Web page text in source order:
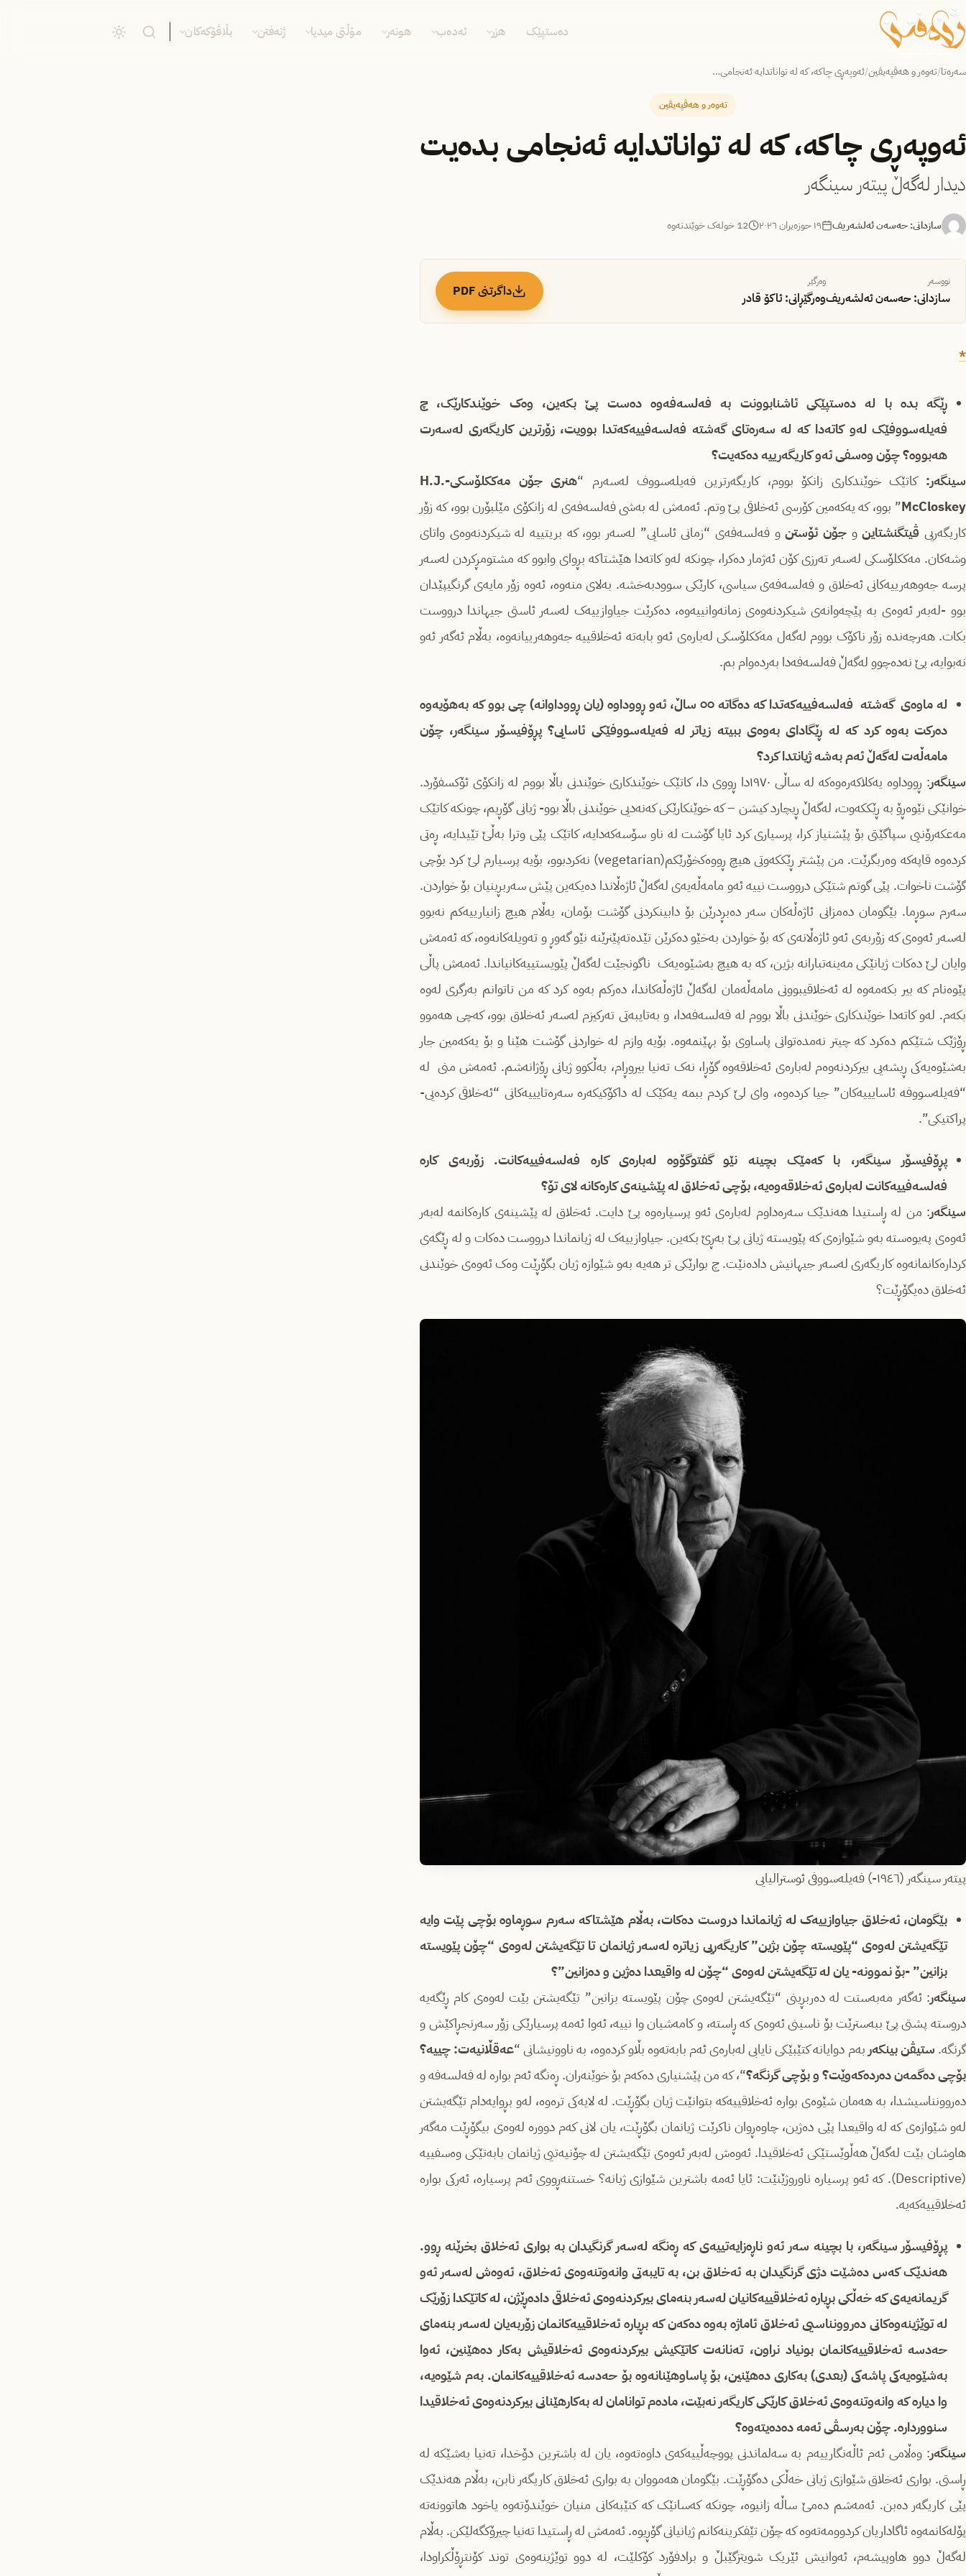
دەستپێک هزر ئەدەب هونەر مۆڵتی میدیا ژنەفتن بڵاڤۆکەکان
سەرەتا/تەوەر و هەڤپەیڤین/ئەوپەڕی چاکە، کە لە تواناتدایە ئه‌نجامی…
تەوەر و هەڤپەیڤین
ئەوپەڕی چاکە، کە لە تواناتدایە ئه‌نجامی بده‌یت
دیدار له‌گه‌ڵ پیته‌ر سینگه‌ر
سازدانی: حەسەن ئەلشەریف ١٩ حوزه‌یران ٢٠٢٦ 12 خولەک خوێندنەوە
نووسەر
سازدانی: حەسەن ئەلشەریف
وەرگێر
وەرگێڕانی: ئاکۆ قادر داگرتنی PDF
*
ڕێگه‌ بده‌ با له‌ ده‌ستپێکی ئاشنابوونت به‌ فه‌لسه‌فه‌‌وه‌ ده‌ست پێ بکه‌ین، وه‌ک خوێندکارێک، چ
فه‌یله‌سووفێک له‌و کاته‌دا که‌ له‌ سه‌ره‌تای گه‌شته‌ فه‌لسه‌فییه‌که‌تدا بوویت، زۆرترین کاریگه‌ری له‌سه‌رت
هه‌بووه‌؟ چۆن وه‌سفی ئه‌و کاریگه‌رییه‌ ده‌که‌یت‌؟
سینگه‌ر: کاتێک خوێندکاری زانکۆ بووم، کاریگه‌رترین فه‌یله‌سووف له‌سه‌رم “هنری جۆن مه‌ککلۆسکی-H.J.
McCloskey” بوو، که‌ یه‌که‌مین کۆرسی ئه‌خلاقی پێ وتم. ئه‌مه‌ش له‌ به‌شی فه‌لسه‌فه‌ی له‌ زانکۆی مێلبۆرن بوو، که‌ زۆر
کاریگه‌ریی ڤیتگنشتاینو جۆن ئۆستنو فه‌لسه‌فه‌ی “زمانی ئاسایی” له‌سه‌ر بوو، که‌ بریتییه‌ له‌ شیکردنه‌وه‌ی واتای
وشه‌کان. مه‌ککلۆسکی له‌سه‌ر ته‌رزی کۆن ئه‌ژمار ده‌کرا، چونکه له‌و کاته‌دا‌ هێشتاکه‌ بڕوای وابوو که‌ مشتومڕکردن له‌سه‌ر
پرسه‌ جه‌وهه‌رییه‌کانی ئه‌خلاق و فه‌لسه‌فه‌ی سیاسی، کارێکی سوودبه‌خشه‌. به‌لای منه‌وه‌، ئه‌وه‌ زۆر مایه‌ی گرنگیپێدان
بوو -له‌به‌ر ئه‌وه‌ی به‌ پێچه‌وانه‌ی شیکردنه‌وه‌ی زمانه‌وانییه‌وه‌، ده‌کرێت جیاوازییه‌ک له‌سه‌ر ئاستی جیهاندا درووست
بکات. هه‌رچه‌نده‌ زۆر ناکۆک بووم له‌گه‌ل مه‌ککلۆسکی له‌باره‌ی ئه‌و بابه‌ته‌ ئه‌خلاقییه‌ جه‌وهه‌رییانه‌وه‌، به‌ڵام ئه‌گه‌ر ئه‌و
نه‌بوایه‌، پێ نه‌ده‌چوو له‌گه‌ڵ فه‌لسه‌فه‌دا به‌رده‌وام بم.
له‌ ماوه‌ی گه‌شته فه‌لسه‌فییه‌که‌تدا که‌ ده‌گاته‌ ٥٥ ساڵ، ئه‌و ڕووداوه‌ (یان ڕووداوانه‌) چی بوو که‌ به‌هۆیه‌وه‌
ده‌رکت به‌وه‌ کرد که‌ له‌ ڕێگادای به‌وه‌ی ببیته‌ زیاتر له‌ فه‌یله‌سووفێکی ئاسایی؟ پڕۆفیسۆر سینگه‌ر، چۆن
مامه‌ڵه‌ت له‌گه‌ڵ ئه‌م به‌شه‌ ژیانتدا کرد؟
سینگه‌ر
: ڕووداوه یه‌کلاکه‌ره‌وه‌که‌‌ له‌ ساڵی ١٩٧٠دا ڕووی دا، کاتێک خوێندکاری خوێندنی باڵا بووم له‌ زانکۆی ئۆکسفۆرد.
خوانێکی نێوه‌ڕۆ به‌ ڕێککه‌وت، له‌گه‌ڵ ڕیچارد کیشن – که‌ خوێنکارێکی که‌نه‌دیی خوێندنی باڵا بوو- ژیانی گۆڕیم، چونکه‌ کاتێک
مه‌عکه‌رۆنیی سپاگێتی بۆ پێشنیاز کرا، پرسیاری کرد ئایا گۆشت له‌ ناو سۆسه‌که‌دایه‌، کاتێک پێی وترا به‌ڵێ تێیدایه‌، ڕه‌تی
کرده‌وه قاپه‌که‌ وه‌ربگرێت‌. من پێشتر ڕێککه‌وتی هیچ ڕووه‌کخۆرێکم(vegetarian) نه‌کردبوو، بۆیه‌ پرسیارم لێ کرد بۆچی
گۆشت ناخوات. پێی گوتم شتێکی درووست نییه‌ ئه‌و مامه‌ڵه‌یه‌ی له‌گه‌ڵ ئاژه‌ڵاندا ده‌یکه‌ین پێش سه‌ربڕینیان بۆ خواردن.
سه‌رم سوڕما. بێگومان ده‌مزانی ئاژه‌ڵه‌کان سه‌ر ده‌بڕدرێن بۆ دابینکردنی گۆشت بۆمان، به‌ڵام هیچ زانیارییه‌کم نه‌بوو
له‌سه‌ر ئه‌وه‌ی که‌ زۆربه‌ی ئه‌و ئاژه‌ڵانه‌ی که‌ بۆ خواردن به‌خێو ده‌کرێن تێده‌ته‌پێنرێنه‌ نێو گه‌وڕ و ته‌ویله‌کانه‌وه‌،‌ که‌ ئه‌مه‌ش
وایان لێ ده‌کات ژیانێکی مه‌ینه‌تبارانه‌ بژین، که‌ به‌ هیچ به‌شێوه‌یه‌ک ‌ ناگونجێت له‌گه‌ڵ پێویستییه‌کانیاندا. ئه‌مه‌ش پاڵی
پێوه‌نام که‌ بیر بکه‌مه‌وه‌ له‌ ئه‌خلاقیبوونی مامه‌ڵه‌مان له‌گه‌ڵ ئاژه‌ڵه‌کاندا، ده‌رکم به‌وه‌ کرد که‌ من ناتوانم به‌رگری له‌وه‌‌
بکه‌م. له‌و کاته‌دا‌ خوێندکاری خوێندنی باڵا بووم له‌ فه‌لسه‌فه‌دا، و به‌تایبه‌تی ته‌رکیزم له‌سه‌ر ئه‌خلاق بوو، که‌چی هه‌موو
ڕۆژێک شتێکم ده‌کرد که‌ چیتر نه‌مده‌توانی پاساوی بۆ بهێنمه‌وه‌. بۆیه‌ وازم له‌ خواردنی گۆشت هێنا و بۆ یه‌که‌مین جار
به‌شێوه‌یه‌کی ڕیشه‌یی بیرکردنه‌وه‌م له‌باره‌ی ئه‌خلاقه‌وه‌ گۆڕا، نه‌ک ته‌نیا بیروڕام، به‌ڵکوو ژیانی ڕۆژانه‌شم. ئه‌مه‌ش منی له‌
“فه‌یله‌سووفه‌ ئاسایییه‌کان” جیا کرده‌وه‌، وای لێ کردم ببمه‌ یه‌کێک له‌ داکۆکیکه‌ره‌ سه‌ره‌تایییه‌کانی “ئه‌خلاقی کرده‌یی-
پراکتیکی”.
پڕۆفیسۆر سینگه‌ر، با که‌مێک بچینه‌ نێو گفتوگۆوه‌ له‌باره‌ی کاره‌ فه‌لسه‌فییه‌کانت. زۆربه‌ی کاره‌
فه‌لسه‌فییه‌کانت له‌باره‌ی ئه‌خلاقه‌وه‌یه‌، بۆچی ئه‌خلاق له‌ پێشینه‌ی کاره‌کانه‌ لای تۆ؟
سینگه‌ر: من له‌ ڕاستیدا هه‌ندێک سه‌ره‌داوم له‌باره‌ی ئه‌و پرسیاره‌وه‌ پێ دایت. ئه‌خلاق له‌ پێشینه‌ی کاره‌کانمه‌ له‌به‌ر
ئه‌وه‌ی په‌یوه‌سته‌ به‌و شێوازه‌ی که‌ پێویسته‌ ژیانی پێ به‌ڕێ بکه‌ین. جیاوازییەک لە ژیانماندا درووست دەکات و لە ڕێگەی
کردارەکانمانەوە کاریگەری لەسەر جیهانیش دادەنێت. چ بوارێکی تر هه‌یه‌ به‌و شێوازه‌‌ ژیان بگۆڕێت وه‌ک ئه‌وه‌ی خوێندنی
ئه‌خلاق ده‌یگۆڕێت؟
پیتەر سینگەر (١٩٤٦-) فەیلەسووفی ئوسترالیایی
بێگومان، ئه‌خلاق جیاوازییه‌ک له‌ ژیانماندا دروست ده‌کات، به‌ڵام هێشتاکه‌ سه‌رم سوڕماوه‌ بۆچی پێت وایه‌
تێگه‌یشتن له‌وه‌ی “پێویسته‌ چۆن بژین” کاریگه‌ریی زیاتره‌ له‌سه‌ر ژیانمان تا تێگه‌یشتن له‌وه‌ی “چۆن پێویسته‌
بزانین” -بۆ نموونه‌- یان له‌ تێگه‌یشتن له‌وه‌ی “چۆن له‌ واقیعدا ده‌ژین و ده‌زانین”؟
سینگه‌ر: ئه‌گه‌ر مه‌به‌ستت له‌ ده‌ربڕینی “تێگه‌یشتن له‌وه‌ی چۆن پێویسته‌ بزانین” تێگه‌یشتن بێت له‌وه‌ی کام ڕێگه‌یه‌
دروسته‌ پشتی پێ ببه‌سترێت بۆ ناسینی ئه‌وه‌ی که‌ ڕاسته‌، و کامه‌شیان وا نییه‌، ئه‌وا ئه‌مه‌‌ پرسیارێکی زۆر سه‌رنجڕاکێش و
گرنگه‌. ستیڤن بینکه‌ر به‌م دوایانه‌ کتێبێکی نایابی له‌باره‌ی ئه‌م بابه‌ته‌وه‌ بڵاو کرده‌وه‌، به ‌ناوونیشانی “عه‌قڵانیه‌ت: چییه‌؟
بۆچی ده‌گمه‌ن ده‌رده‌که‌وێت؟ و بۆچی گرنگه‌؟“، که‌ من پێشنیاری ده‌که‌م بۆ خوێنه‌ران. ڕه‌نگه‌ ئه‌م بواره‌ له‌ فه‌لسه‌فه‌ و
ده‌روونناسیشدا، به‌ هه‌مان شێوه‌ی بواره‌ ئه‌خلاقییه‌که‌ بتوانێت ژیان بگۆڕێت. له‌ لایه‌کی تره‌وه‌، له‌و بڕوایه‌دام تێگه‌یشتن
له‌و شێوازه‌ی که له‌ واقیعدا پێی ده‌ژین، چاوه‌ڕوان ناکرێت ژیانمان بگۆڕێت، یان لانی که‌م دووره‌ له‌وه‌ی بیگۆڕێت مه‌گه‌ر
هاوشان بێت له‌گه‌ڵ‌ هه‌ڵوێستێکی ئه‌خلاقیدا. ئه‌وه‌ش له‌به‌ر ئه‌وه‌ی تێگه‌یشتن له‌ چۆنیه‌تیی ژیانمان بابه‌تێکی وه‌سفییه‌‌
(Descriptive). که‌ ئه‌و پرسیاره‌ ناوروژێنێت: ئایا ئه‌مه‌ باشترین شێوازی ژیانه‌؟ خستنه‌ڕووی ئه‌م پرسیاره،‌ ئه‌رکی بواره‌‌
ئه‌خلاقییه‌که‌یه‌‌‌.
پڕۆفیسۆر سینگه‌ر، با بچینه‌ سه‌ر ئه‌و ناڕه‌زایه‌تییه‌ی که‌ ڕه‌نگه‌ له‌سه‌ر گرنگیدان به‌ بواری ئه‌خلاق بخرێنه‌‌ ڕوو.
هه‌ندێک که‌س ده‌شێت دژی گرنگیدان به‌ ئه‌خلاق بن، به ‌تایبه‌تی وانه‌وتنه‌وه‌ی ئه‌خلاق، ئه‌وه‌ش له‌سه‌ر ئه‌و
گریمانه‌یه‌ی که‌ خه‌ڵکی بڕیاره‌‌ ئه‌خلاقییه‌کانیان له‌سه‌ر بنه‌مای بیرکردنه‌وه‌ی ئه‌خلاقی داده‌ڕێژن، له‌ کاتێکدا زۆرێک
له‌ توێژینه‌وه‌کانی ده‌روونناسیی ئه‌خلاق ئاماژه‌ به‌وه‌ ده‌که‌ن که‌ بڕیاره‌ ئه‌خلاقییه‌کانمان زۆربه‌یان له‌سه‌ر بنه‌مای
حه‌دسه‌ ئه‌خلاقییه‌کانمان بونیاد نراون، ته‌نانه‌ت کاتێکیش بیرکردنه‌وه‌ی ئه‌خلاقیش به‌کار ده‌هێنین، ئه‌وا
به‌شێوه‌یه‌کی پاشه‌کی (بعدی) به‌کاری ده‌هێنین، بۆ پاساوهێنانه‌وه‌ بۆ حه‌دسه‌ ئه‌خلاقییه‌کانمان. به‌م شێوه‌یه‌،
وا دیاره‌ که‌ وانه‌وتنه‌وه‌ی ئه‌خلاق کارێکی کاریگه‌ر نه‌بێت، ماده‌م توانامان له‌ به‌کارهێنانی بیرکردنه‌وه‌ی ئه‌خلاقیدا
سنوورداره‌. چۆن به‌رسڤی ئه‌مه‌ ده‌ده‌یته‌وه‌؟
سینگه‌ر: وه‌ڵامی ئه‌م ئاڵه‌نگارییه‌م به‌ سه‌لماندنی پووچه‌ڵییه‌که‌ی داوه‌ته‌وه‌، یان له‌ باشترین دۆخدا، ته‌نیا به‌شێکه‌ له‌
ڕاستی. بواری ئه‌خلاق شێوازی ژیانی خه‌ڵکی ده‌گۆڕێت. بێگومان هه‌مووان به‌ بواری ئه‌خلاق کاریگه‌ر نابن، به‌ڵام هه‌ندێک
پێی کاریگه‌ر ده‌بن. ئه‌مه‌شم ده‌مێ ساڵه‌ زانیوه‌، چونکه‌ که‌سانێک که‌ کتێبه‌کانی منیان خوێندۆته‌وه‌ یاخود هاتوونه‌ته‌
پۆله‌کانمه‌وه‌ ئاگاداریان کردوومه‌ته‌وه‌ که‌ چۆن تێفکرینه‌کانم ژیانیانی گۆڕیوه‌. ئه‌مه‌ش له‌ ڕاستیدا ته‌نیا چیرۆکگه‌لێکن. به‌ڵام
له‌گه‌ڵ دوو هاوپیشه‌م، ئه‌وانیش ئێریک شویتزگێبڵ و برادفۆرد کۆکلێت، له‌ دوو توێژینه‌وه‌ی توند کۆنتڕۆڵکراودا،